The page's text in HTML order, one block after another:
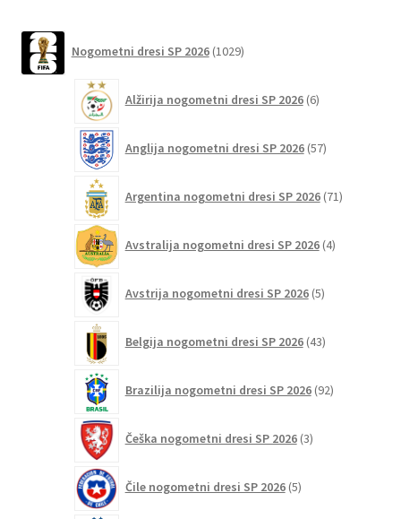
izberete
strani
Nogometni dresi SP 2026 1029izdelkov
Alžirija nogometni dresi SP 2026 6izdelkov
Anglija nogometni dresi SP 2026 57izdelkov
Argentina nogometni dresi SP 2026 71izdelkov
Avstralija nogometni dresi SP 2026 4izdelki
Avstrija nogometni dresi SP 2026 5izdelkov
Belgija nogometni dresi SP 2026 43izdelkov
Brazilija nogometni dresi SP 2026 92izdelkov
Češka nogometni dresi SP 2026 3izdelki
Čile nogometni dresi SP 2026 5izdelkov